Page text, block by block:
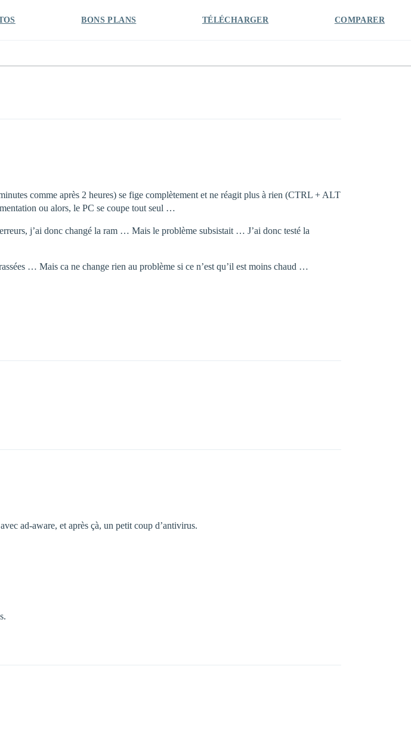
BONS PLANS TÉLÉCHARGER COMPARER
comme après 2 heures) se fige complètement et ne réagit plus à rien (CTRL + ALT
ou alors, le PC se coupe tout seul …
j’ai donc changé la ram … Mais le problème subsistait … J’ai donc testé la
… Mais ca ne change rien au problème si ce n’est qu’il est moins chaud …
ad-aware, et après çà, un petit coup d’antivirus.